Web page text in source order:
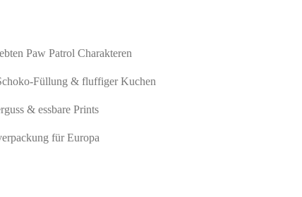
Paw Patrol Charakteren
Füllung & fluffiger Kuchen
& essbare Prints
für Europa